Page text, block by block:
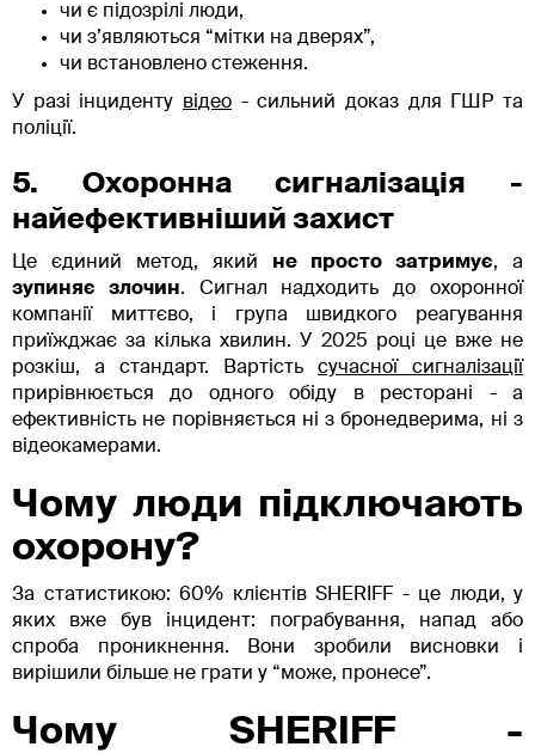
чи є підозрілі люди,
чи з’являються “мітки на дверях”,
чи встановлено стеження.
У разі інциденту відео - сильний доказ для ГШР та
поліції.
5. Охоронна сигналізація -
найефективніший захист
Це єдиний метод, який не просто затримує, а
зупиняє злочин. Сигнал надходить до охоронної
компанії миттєво, і група швидкого реагування
приїжджає за кілька хвилин. У 2025 році це вже не
розкіш, а стандарт. Вартість сучасної сигналізації
прирівнюється до одного обіду в ресторані - а
ефективність не порівняється ні з бронедверима, ні з
відеокамерами.
Чому люди підключають
охорону?
За статистикою: 60% клієнтів SHERIFF - це люди, у
яких вже був інцидент: пограбування, напад або
спроба проникнення. Вони зробили висновки і
вирішили більше не грати у “може, пронесе”.
Чому SHERIFF -